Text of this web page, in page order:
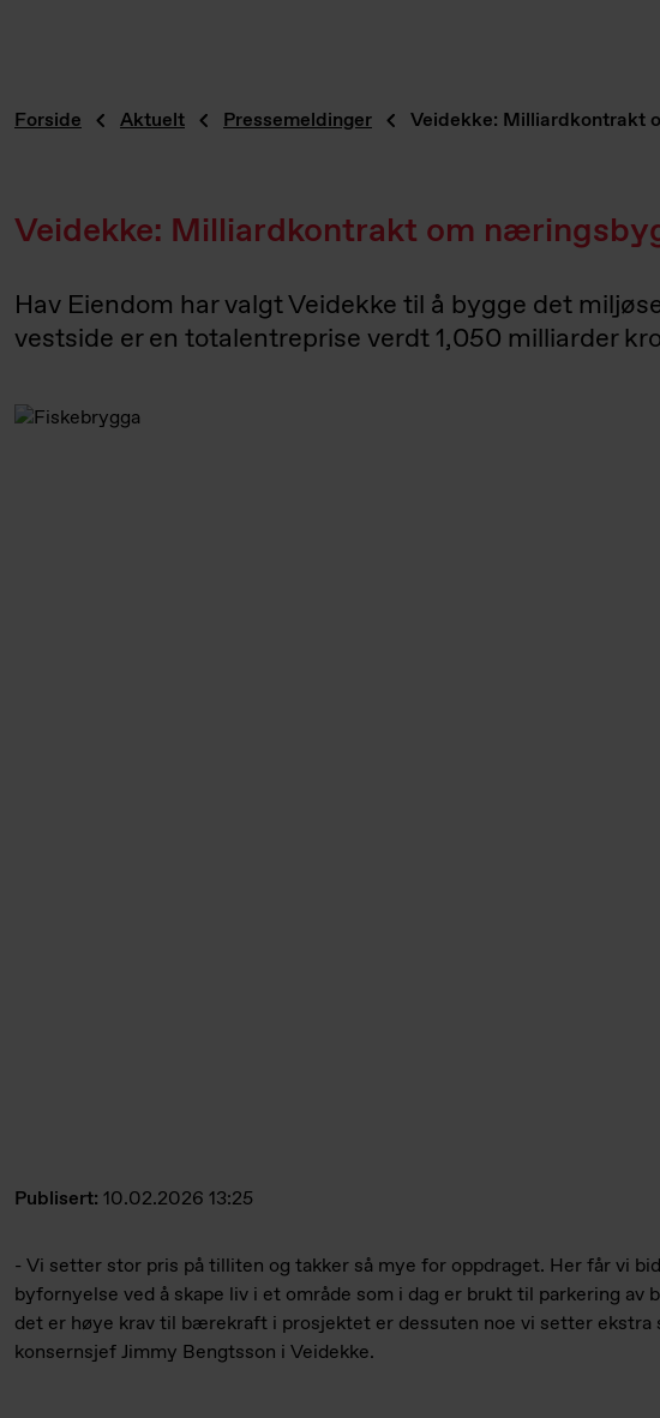
Forside Aktuelt Pressemeldinger Veidekke: Milliardkontrakt
Veidekke: Milliardkontrakt om
Hav Eiendom har valgt Veidekke til å bygge det
vestside er en totalentreprise verdt 1,050 milliarder
Publisert: 10.02.2026 13:25
- Vi setter stor pris på tilliten og takker så mye for oppdraget. Her får vi
byfornyelse ved å skape liv i et område som i dag er brukt til parkering av
det er høye krav til bærekraft i prosjektet er dessuten noe vi setter ekstra
konsernsjef Jimmy Bengtsson i Veidekke.